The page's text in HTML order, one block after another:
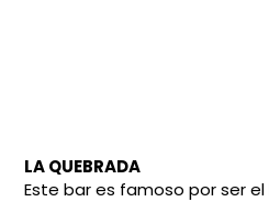
LA QUEBRADA
Este bar es famoso por ser